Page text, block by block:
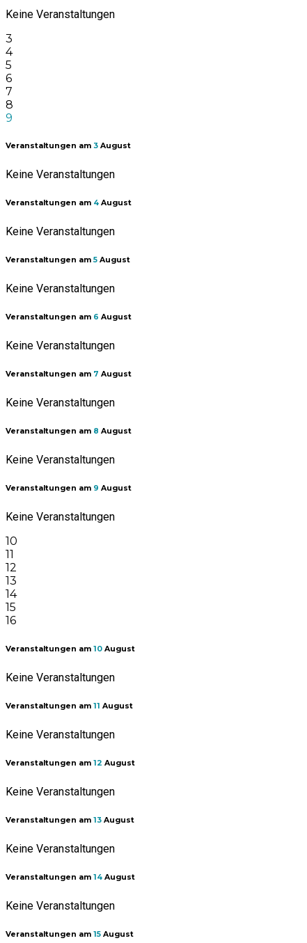
Keine Veranstaltungen
3
4
5
6
7
8
9
Veranstaltungen am 3 August
Keine Veranstaltungen
Veranstaltungen am 4 August
Keine Veranstaltungen
Veranstaltungen am 5 August
Keine Veranstaltungen
Veranstaltungen am 6 August
Keine Veranstaltungen
Veranstaltungen am 7 August
Keine Veranstaltungen
Veranstaltungen am 8 August
Keine Veranstaltungen
Veranstaltungen am 9 August
Keine Veranstaltungen
10
11
12
13
14
15
16
Veranstaltungen am 10 August
Keine Veranstaltungen
Veranstaltungen am 11 August
Keine Veranstaltungen
Veranstaltungen am 12 August
Keine Veranstaltungen
Veranstaltungen am 13 August
Keine Veranstaltungen
Veranstaltungen am 14 August
Keine Veranstaltungen
Veranstaltungen am 15 August